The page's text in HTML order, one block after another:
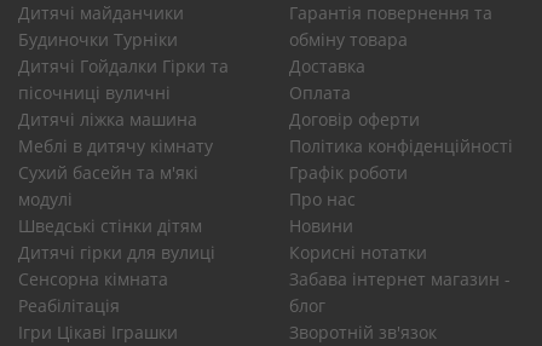
Дитячі майданчики
Будиночки Турніки
Дитячі Гойдалки Гірки та
пісочниці вуличні
Дитячі ліжка машина
Меблі в дитячу кімнату
Сухий басейн та м'які
модулі
Шведські стінки дітям
Дитячі гірки для вулиці
Сенсорна кімната
Реабілітація
Ігри Цікаві Іграшки
Гарантія повернення та
обміну товара
Доставка
Оплата
Договір оферти
Політика конфіденційності
Графік роботи
Про нас
Новини
Корисні нотатки
Забава інтернет магазин -
блог
Зворотній зв'язок